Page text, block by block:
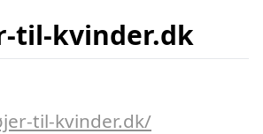
til-kvinder.dk
til-kvinder.dk/